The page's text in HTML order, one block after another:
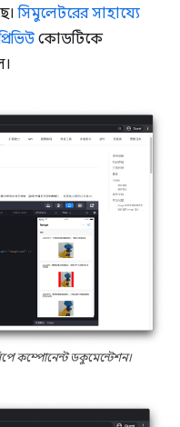
সিমুলেটরের সাহায্যে
কোডটিকে
কম্পোনেন্ট ডকুমেন্টেশন।